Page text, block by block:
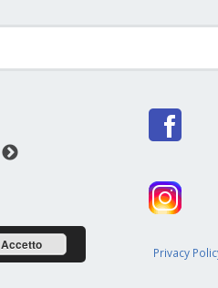
Privacy
Accetto